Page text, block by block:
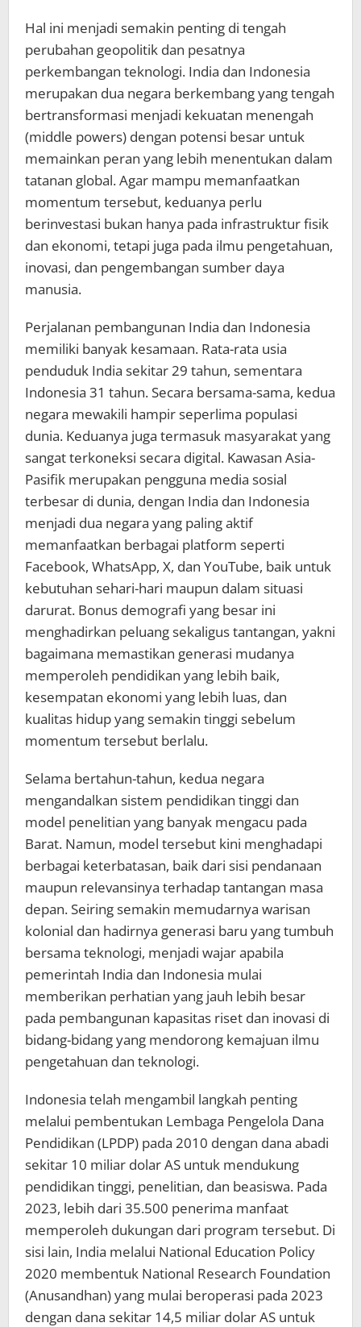
Hal ini menjadi semakin penting di tengah
perubahan geopolitik dan pesatnya
perkembangan teknologi. India dan Indonesia
merupakan dua negara berkembang yang tengah
bertransformasi menjadi kekuatan menengah
(middle powers) dengan potensi besar untuk
memainkan peran yang lebih menentukan dalam
tatanan global. Agar mampu memanfaatkan
momentum tersebut, keduanya perlu
berinvestasi bukan hanya pada infrastruktur fisik
dan ekonomi, tetapi juga pada ilmu pengetahuan,
inovasi, dan pengembangan sumber daya
manusia.
Perjalanan pembangunan India dan Indonesia
memiliki banyak kesamaan. Rata-rata usia
penduduk India sekitar 29 tahun, sementara
Indonesia 31 tahun. Secara bersama-sama, kedua
negara mewakili hampir seperlima populasi
dunia. Keduanya juga termasuk masyarakat yang
sangat terkoneksi secara digital. Kawasan Asia-
Pasifik merupakan pengguna media sosial
terbesar di dunia, dengan India dan Indonesia
menjadi dua negara yang paling aktif
memanfaatkan berbagai platform seperti
Facebook, WhatsApp, X, dan YouTube, baik untuk
kebutuhan sehari-hari maupun dalam situasi
darurat. Bonus demografi yang besar ini
menghadirkan peluang sekaligus tantangan, yakni
bagaimana memastikan generasi mudanya
memperoleh pendidikan yang lebih baik,
kesempatan ekonomi yang lebih luas, dan
kualitas hidup yang semakin tinggi sebelum
momentum tersebut berlalu.
Selama bertahun-tahun, kedua negara
mengandalkan sistem pendidikan tinggi dan
model penelitian yang banyak mengacu pada
Barat. Namun, model tersebut kini menghadapi
berbagai keterbatasan, baik dari sisi pendanaan
maupun relevansinya terhadap tantangan masa
depan. Seiring semakin memudarnya warisan
kolonial dan hadirnya generasi baru yang tumbuh
bersama teknologi, menjadi wajar apabila
pemerintah India dan Indonesia mulai
memberikan perhatian yang jauh lebih besar
pada pembangunan kapasitas riset dan inovasi di
bidang-bidang yang mendorong kemajuan ilmu
pengetahuan dan teknologi.
Indonesia telah mengambil langkah penting
melalui pembentukan Lembaga Pengelola Dana
Pendidikan (LPDP) pada 2010 dengan dana abadi
sekitar 10 miliar dolar AS untuk mendukung
pendidikan tinggi, penelitian, dan beasiswa. Pada
2023, lebih dari 35.500 penerima manfaat
memperoleh dukungan dari program tersebut. Di
sisi lain, India melalui National Education Policy
2020 membentuk National Research Foundation
(Anusandhan) yang mulai beroperasi pada 2023
dengan dana sekitar 14,5 miliar dolar AS untuk